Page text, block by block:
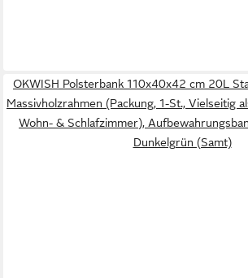
OKWISH Polsterbank 110x40x42 cm 20L
Massivholzrahmen (Packung, 1-St., Vielseitig
Wohn- & Schlafzimmer),
Dunkelgrün (Samt)